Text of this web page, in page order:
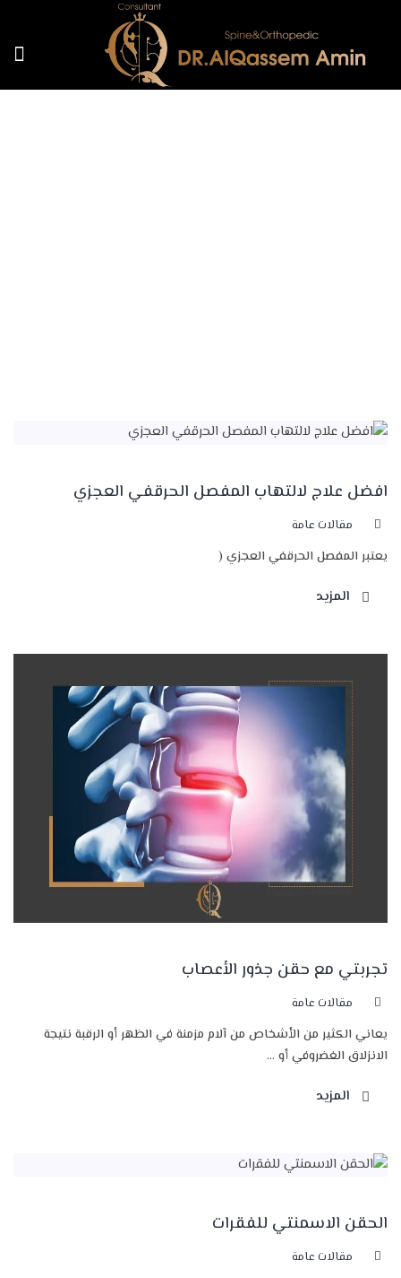
افضل علاج لالتهاب المفصل الحرقفي العجزي
مقالات عامة
يعتبر المفصل الحرقفي العجزي (
المزيد
تجربتي مع حقن جذور الأعصاب
مقالات عامة
يعاني الكثير من الأشخاص من آلام مزمنة في الظهر أو الرقبة نتيجة
الانزلاق الغضروفي أو ...
المزيد
الحقن الاسمنتي للفقرات
مقالات عامة